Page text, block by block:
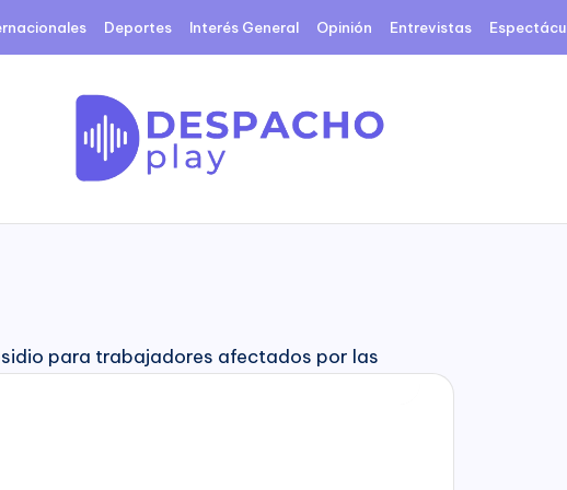
Deportes Interés General Opinión Entrevistas
D
p